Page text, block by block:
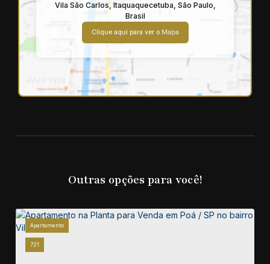
Vila São Carlos, Itaquaquecetuba, São Paulo,
Brasil
Clique aqui para ver o Mapa
Outras opções para você!
721
Apartamento